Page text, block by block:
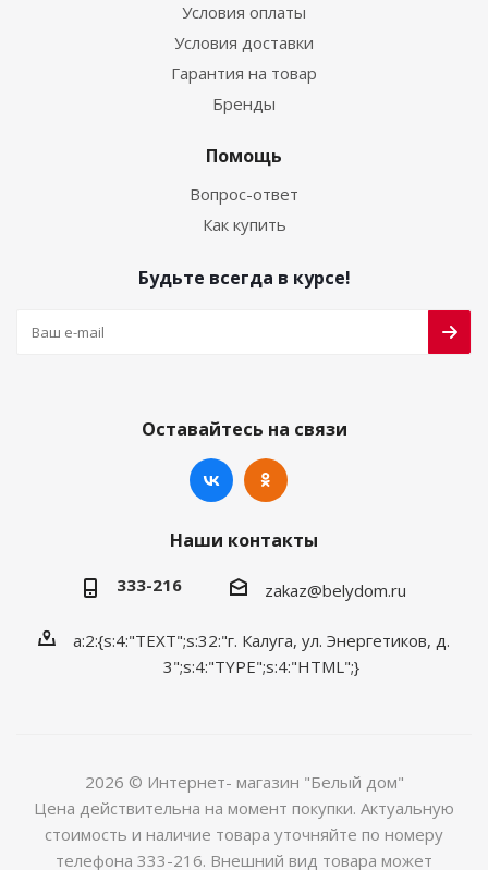
Условия оплаты
Условия доставки
Гарантия на товар
Бренды
Помощь
Вопрос-ответ
Как купить
Будьте всегда в курсе!
Оставайтесь на связи
Наши контакты
333-216 zakaz@belydom.ru
a:2:{s:4:"TEXT";s:32:"г. Калуга, ул. Энергетиков, д.
3";s:4:"TYPE";s:4:"HTML";}
2026 © Интернет- магазин "Белый дом"
Цена действительна на момент покупки. Актуальную
стоимость и наличие товара уточняйте по номеру
телефона 333-216. Внешний вид товара может